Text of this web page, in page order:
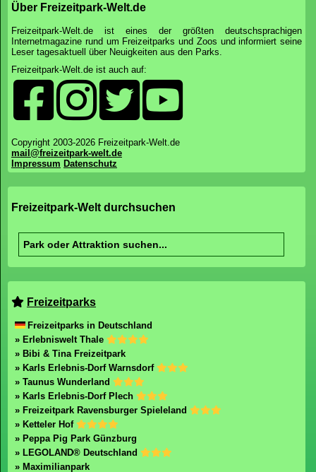
Über Freizeitpark-Welt.de
Freizeitpark-Welt.de ist eines der größten deutschsprachigen
Internetmagazine rund um Freizeitparks und Zoos und informiert seine
Leser tagesaktuell über Neuigkeiten aus den Parks.
Freizeitpark-Welt.de ist auch auf:
Copyright 2003-2026 Freizeitpark-Welt.de
mail@freizeitpark-welt.de
Impressum Datenschutz
Freizeitpark-Welt durchsuchen
Freizeitparks
Freizeitparks in Deutschland
» Erlebniswelt Thale
» Bibi & Tina Freizeitpark
» Karls Erlebnis-Dorf Warnsdorf
» Taunus Wunderland
» Karls Erlebnis-Dorf Plech
» Freizeitpark Ravensburger Spieleland
» Ketteler Hof
» Peppa Pig Park Günzburg
» LEGOLAND® Deutschland
» Maximilianpark